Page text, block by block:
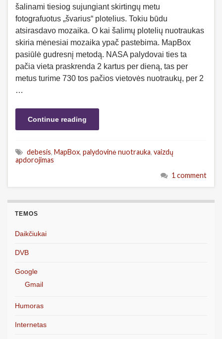
šalinami tiesiog sujungiant skirtingų metu
fotografuotus „švarius“ plotelius. Tokiu būdu
atsirasdavo mozaika. O kai šalimų plotelių nuotraukas
skiria mėnesiai mozaika ypač pastebima. MapBox
pasiūlė gudresnį metodą. NASA palydovai ties ta
pačia vieta praskrenda 2 kartus per dieną, tas per
metus turime 730 tos pačios vietovės nuotraukų, per 2
…
Continue reading
debesis, MapBox, palydovinė nuotrauka, vaizdų
apdorojimas
1 comment
TEMOS
Daikčiukai
DVB
Google
Gmail
Humoras
Internetas